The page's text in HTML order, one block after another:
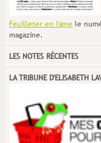
Feuilleter en ligne le
magazine.
LES NOTES RÉCENTES
LA TRIBUNE D'ELISABETH